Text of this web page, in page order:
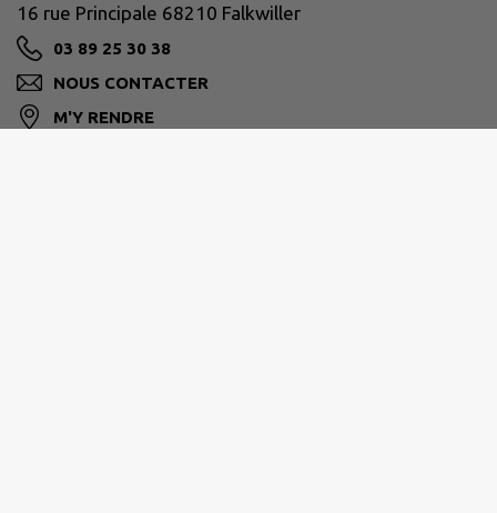
16 rue Principale 68210 Falkwiller
03 89 25 30 38
NOUS CONTACTER
M'Y RENDRE